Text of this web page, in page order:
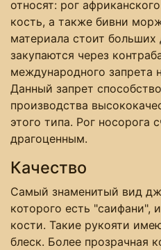
относят: рог
кость, а также бивни
материала стоит больших
закупаются через
международного запрета
Данный запрет
производства
этого типа. Рог носорога
драгоценным.
Качество
Самый знаменитый вид
которого есть "саифани",
кости. Такие рукояти
блеск. Более прозрачная